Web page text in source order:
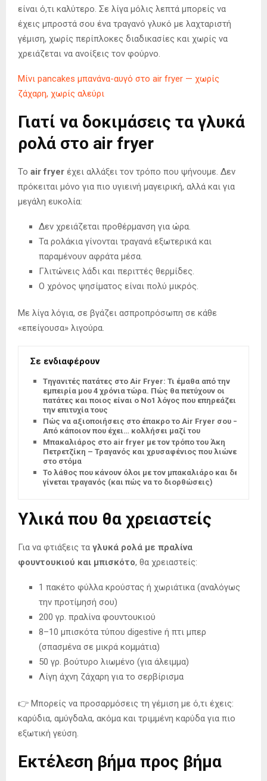
είναι ό,τι καλύτερο. Σε λίγα μόλις λεπτά μπορείς να
έχεις μπροστά σου ένα τραγανό γλυκό με λαχταριστή
γέμιση, χωρίς περίπλοκες διαδικασίες και χωρίς να
χρειάζεται να ανοίξεις τον φούρνο.
Μίνι pancakes μπανάνα-αυγό στο air fryer — χωρίς
ζάχαρη, χωρίς αλεύρι
Γιατί να δοκιμάσεις τα γλυκά
ρολά στο air fryer
Το air fryer έχει αλλάξει τον τρόπο που ψήνουμε. Δεν
πρόκειται μόνο για πιο υγιεινή μαγειρική, αλλά και για
μεγάλη ευκολία:
Δεν χρειάζεται προθέρμανση για ώρα.
Τα ρολάκια γίνονται τραγανά εξωτερικά και
παραμένουν αφράτα μέσα.
Γλιτώνεις λάδι και περιττές θερμίδες.
Ο χρόνος ψησίματος είναι πολύ μικρός.
Με λίγα λόγια, σε βγάζει ασπροπρόσωπη σε κάθε
«επείγουσα» λιγούρα.
Σε ενδιαφέρουν
Tηγανιτές πατάτες στο Air Fryer: Τι έμαθα από την
εμπειρία μου 4 χρόνια τώρα. Πώς θα πετύχουν οι
πατάτες και ποιος είναι ο Νο1 λόγος που επηρεάζει
την επιτυχία τους
Πώς να αξιοποιήσεις στο έπακρο το Air Fryer σου –
Από κάποιον που έχει… κολλήσει μαζί του
Μπακαλιάρος στο air fryer με τον τρόπο του Άκη
Πετρετζίκη – Τραγανός και χρυσαφένιος που λιώνει
στο στόμα
Το λάθος που κάνουν όλοι με τον μπακαλιάρο και δεν
γίνεται τραγανός (και πώς να το διορθώσεις)
Υλικά που θα χρειαστείς
Για να φτιάξεις τα γλυκά ρολά με πραλίνα
φουντουκιού και μπισκότο, θα χρειαστείς:
1 πακέτο φύλλα κρούστας ή χωριάτικα (αναλόγως
την προτίμησή σου)
200 γρ. πραλίνα φουντουκιού
8–10 μπισκότα τύπου digestive ή πτι μπερ
(σπασμένα σε μικρά κομμάτια)
50 γρ. βούτυρο λιωμένο (για άλειμμα)
Λίγη άχνη ζάχαρη για το σερβίρισμα
👉 Μπορείς να προσαρμόσεις τη γέμιση με ό,τι έχεις:
καρύδια, αμύγδαλα, ακόμα και τριμμένη καρύδα για πιο
εξωτική γεύση.
Εκτέλεση βήμα προς βήμα